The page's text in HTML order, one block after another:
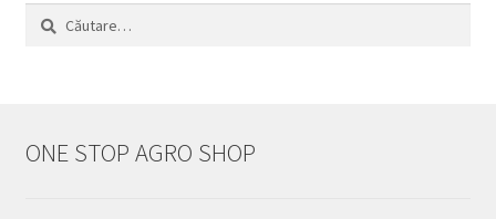
Caută
ONE STOP AGRO SHOP